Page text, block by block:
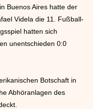
Buenos Aires hatte der
Videla die 11. Fußball-
hatten sich
unentschieden 0:0
Botschaft in
Abhöranlagen des